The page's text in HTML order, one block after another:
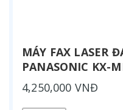
MÁY FAX LASER
PANASONIC KX-
4,250,000 VNĐ